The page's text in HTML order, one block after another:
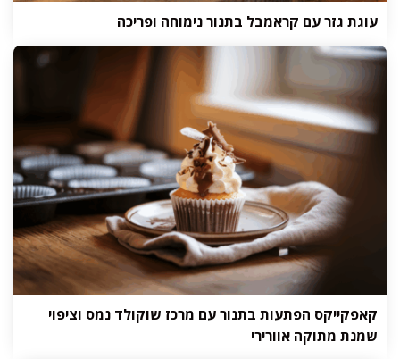
עוגת גזר עם קראמבל בתנור נימוחה ופריכה
קאפקייקס הפתעות בתנור עם מרכז שוקולד נמס וציפוי
שמנת מתוקה אוורירי